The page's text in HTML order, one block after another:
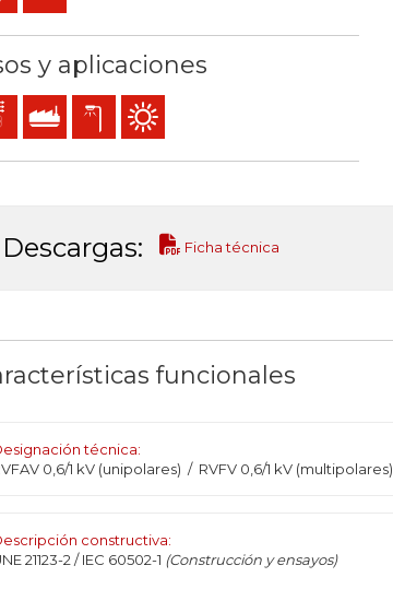
y aplicaciones
de distribución y acometidas
Uso industrialAlumbrado exterior
Uso exterior
Descargas: Ficha técnica
funcionales
técnica:
0,6/1 kV (unipolares) / RVFV 0,6/1 kV (multipolares)
constructiva:
21123-2 / IEC 60502-1 (Construcción y ensayos)